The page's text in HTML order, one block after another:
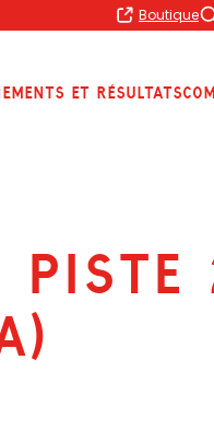
Boutique
et résultats
Piste